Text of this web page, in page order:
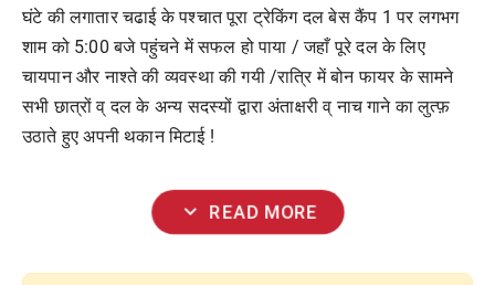
घंटे की लगातार चढाई के पश्चात पूरा ट्रेकिंग दल बेस कैंप 1 पर लगभग
शाम को 5:00 बजे पहुंचने में सफल हो पाया / जहाँ पूरे दल के लिए
चायपान और नाश्ते की व्यवस्था की गयी /रात्रि में बोन फायर के सामने
सभी छात्रों व् दल के अन्य सदस्यों द्वारा अंताक्षरी व् नाच गाने का लुत्फ़
उठाते हुए अपनी थकान मिटाई !
expand_more READ MORE